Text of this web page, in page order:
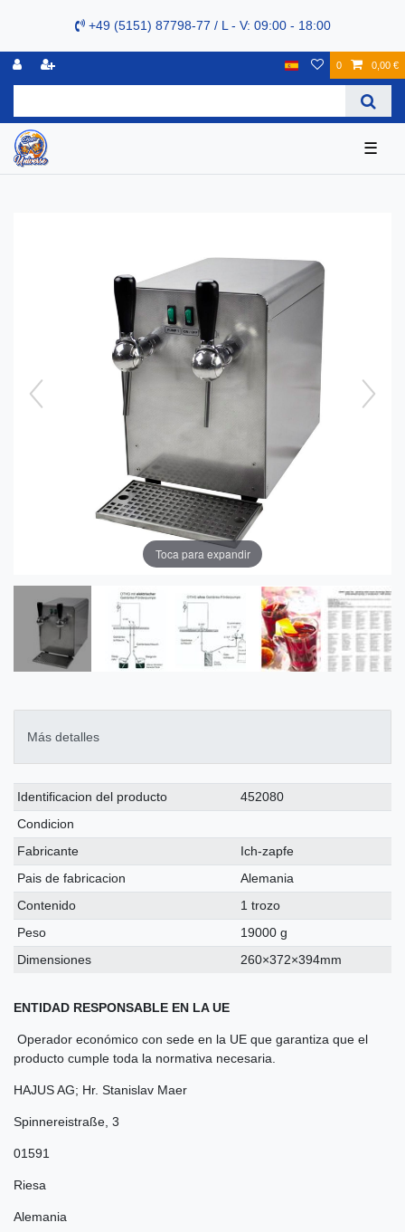
+49 (5151) 87798-77 / L - V: 09:00 - 18:00
0 0,00 €
☰
Toca para expandir
Más detalles
Ceres::Template.singleItemTechnicalDataAttribute
Ceres::Template.singleItemTechnicalDataValue
Identificacion del producto
452080
Condicion
Fabricante
Ich-zapfe
Pais de fabricacion
Alemania
Contenido
1 trozo
Peso
19000 g
Dimensiones
260×372×394mm
ENTIDAD RESPONSABLE EN LA UE
Operador económico con sede en la UE que garantiza que el
producto cumple toda la normativa necesaria.
HAJUS AG; Hr. Stanislav Maer
Spinnereistraße 3
01591
Riesa
Alemania